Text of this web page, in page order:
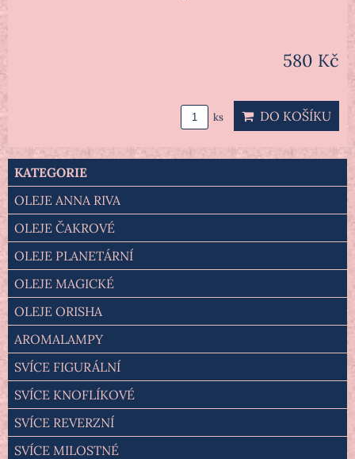
580 Kč
ks DO KOŠÍKU
KATEGORIE
OLEJE ANNA RIVA
OLEJE ČAKROVÉ
OLEJE PLANETÁRNÍ
OLEJE MAGICKÉ
OLEJE ORISHA
AROMALAMPY
SVÍCE FIGURÁLNÍ
SVÍCE KNOFLÍKOVÉ
SVÍCE REVERZNÍ
SVÍCE MILOSTNÉ